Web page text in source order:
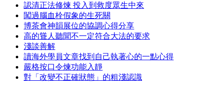
認清正法修煉 投入到救度眾生中來
闖過腦血栓假象的生死關
博茶會神韻展位的協調心得分享
高的聳人聽聞不一定符合大法的要求
淺談善解
讀海外學員文章找到自己執著心的一點心得
嚴格按口令煉功能入靜
對「改變不正確狀態」的粗淺認識